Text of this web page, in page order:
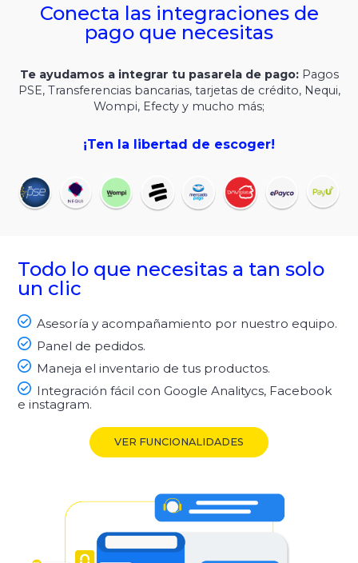
Conecta las integraciones de
pago que necesitas
Te ayudamos a integrar tu pasarela de pago:Pagos
PSE, Transferencias bancarias, tarjetas de crédito, Nequi,
Wompi, Efecty y mucho más;
¡Ten la libertad de escoger!
Todo lo que necesitas a tan solo
un clic
Asesoría y acompañamiento por nuestro equipo.
Panel de pedidos.
Maneja el inventario de tus productos.
Integración fácil con Google Analitycs, Facebook
e instagram.
VER FUNCIONALIDADES